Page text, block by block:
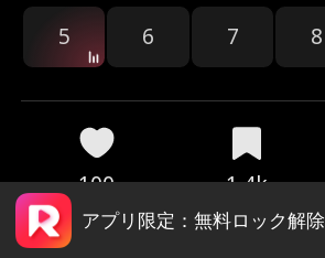
5 6 7 8
100 1.4k
アプリ限定：無料ロック解除